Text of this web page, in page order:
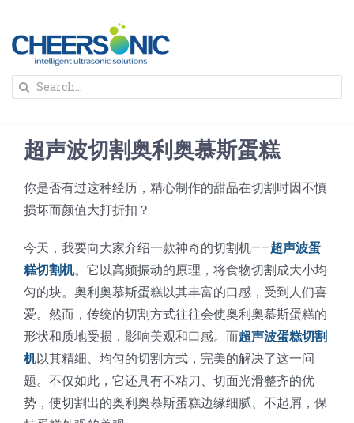
content
解决方案
蛋糕切割机
圆蛋糕切割机
蛋糕切块机
蛋糕切片机
奶酪切片
圆形奶酪切片
块状奶酪切片
三明治/披萨/寿司切割
披萨切割机
面团
超声波设备
公司新闻
关于我们
人才招聘
联系我们
Search
超声波切割奥利奥慕斯蛋糕
你是否有过这种经历，精心制作的甜品在切割时因不慎
损坏而颜值大打折扣？
今天，我要向大家介绍一款神奇的切割机——超声波蛋
糕切割机。它以高频振动的原理，将食物切割成大小均
匀的块。奥利奥慕斯蛋糕以其丰富的口感，受到人们喜
爱。然而，传统的切割方式往往会使奥利奥慕斯蛋糕的
形状和质地受损，影响美观和口感。而超声波蛋糕切割
机以其精细、均匀的切割方式，完美的解决了这一问
题。不仅如此，它还具有不粘刀、切面光滑整齐的优
势，使切割出的奥利奥慕斯蛋糕边缘细腻、不起屑，保